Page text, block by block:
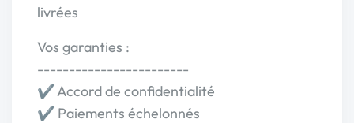
livrées
Vos garanties :
------------------------
✔️ Accord de confidentialité
✔️ Paiements échelonnés